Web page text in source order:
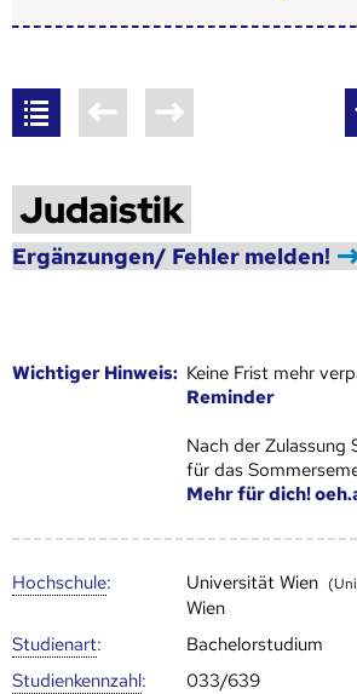
Judaistik
Ergänzungen/ Fehler melden!
Wich­ti­ger Hin­weis: Keine Frist mehr
Reminder
Nach der
für das
Mehr für dich!
Hoch­schule: Universität Wien
Wien
Studienart:
Bachelorstudium
Studien­kenn­zahl:
033/639